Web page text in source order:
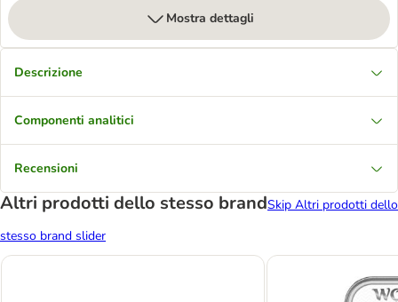
Mostra dettagli
Descrizione
Componenti analitici
Recensioni
Altri prodotti dello stesso brandSkip Altri prodotti dello
stesso brand slider